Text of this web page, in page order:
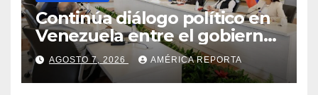
Continúa diálogo político en
Venezuela entre el gobierno
y la oposición
AGOSTO 7, 2026 AMÉRICA REPORTA